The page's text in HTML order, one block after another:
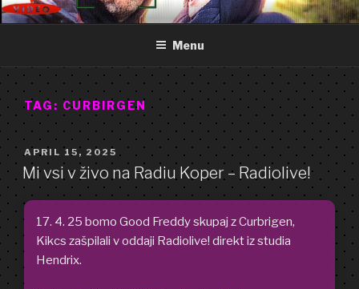
Skip
to
GOOD FREDDY
Art punk band from Izola Slovenia. We are just what you see.
Menu
TAG: CURBIRGEN
POSTED
ON
APRIL 15, 2025
Mi vsi v živo na Radiu Koper – Radiolive!
17. 4. 25 bomo Good Freddy skupaj z Curbrigen,
Kikcs zašpilali v oddaji Radiolive! direkt iz studia
Hendrix.